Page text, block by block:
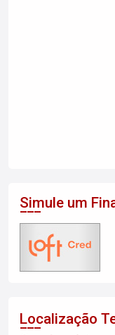
Simule um
Localização